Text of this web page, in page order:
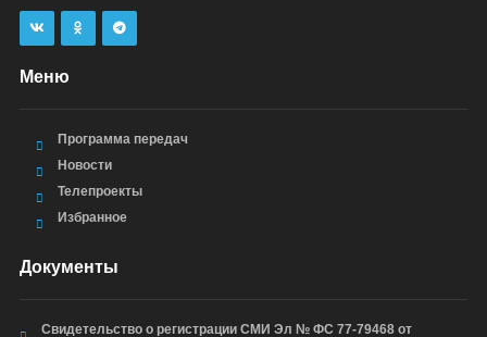
Меню
Программа передач
Новости
Телепроекты
Избранное
Документы
Свидетельство о регистрации СМИ Эл № ФС 77-79468 от